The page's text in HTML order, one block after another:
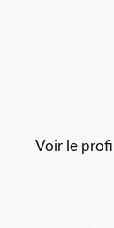
Voir le